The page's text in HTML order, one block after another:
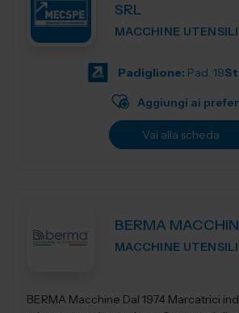
SRL
MACCHINE UTENSILI
Padiglione: Pad. 19
Aggiungi ai
Vai alla scheda
BERMA
MACCHINE UTENSILI
BERMA Macchine Dal 1974 Marcatrici